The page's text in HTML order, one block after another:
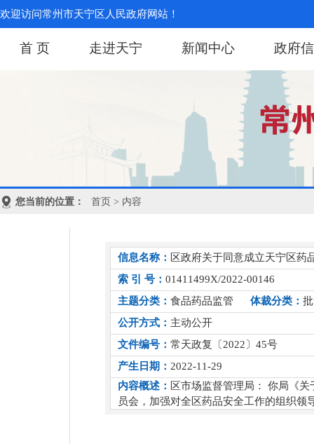
欢迎访问常州市天宁区人民政府网站！
首 页 走进天宁 新闻中心 政府
您当前的位置： 首页 > 内容
信息名称： 区政府关于同意成立天宁区药
索 引 号： 01411499X/2022-00146
主题分类： 食品药品监管 体裁分类：
公开方式： 主动公开
文件编号： 常天政复〔2022〕45号
产生日期： 2022-11-29
内容概述： 区市场监督管理局： 你局《
员会，加强对全区药品安全工作的组织领